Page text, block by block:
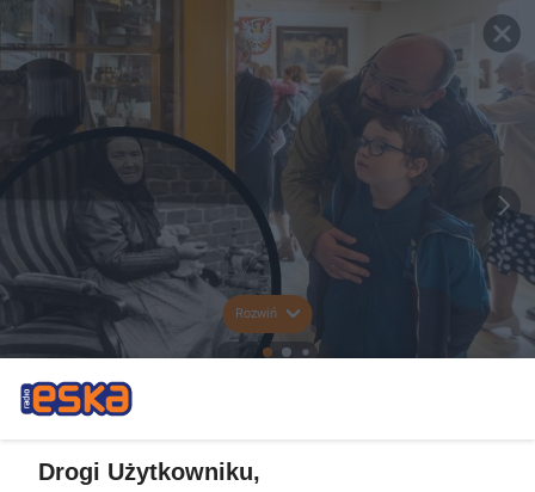
Rozwiń
Drogi Użytkowniku,